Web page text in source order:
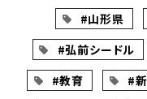
#山形県
#弘前シードル
#教育
#